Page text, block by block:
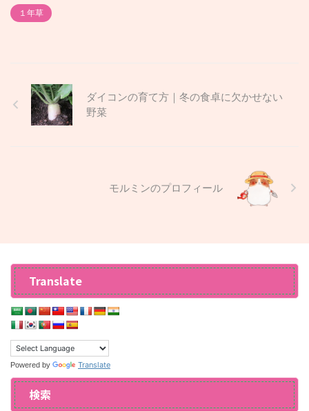
１年草
ダイコンの育て方｜冬の食卓に欠かせない
野菜
モルミンのプロフィール
Translate
Powered by Translate
検索